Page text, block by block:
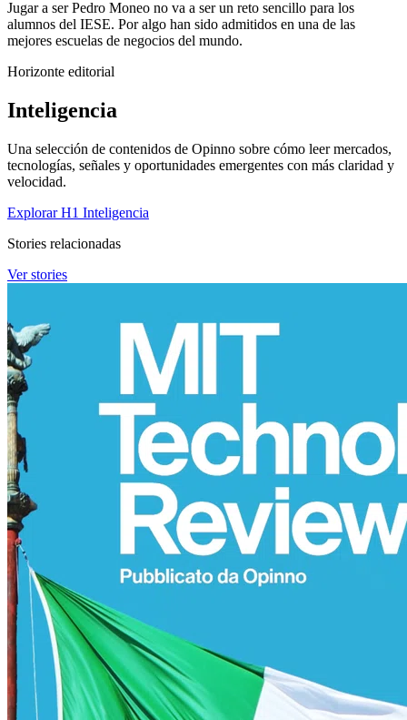
Jugar a ser Pedro Moneo no va a ser un reto sencillo para los
alumnos del IESE. Por algo han sido admitidos en una de las
mejores escuelas de negocios del mundo.
Horizonte editorial
Inteligencia
Una selección de contenidos de Opinno sobre cómo leer mercados,
tecnologías, señales y oportunidades emergentes con más claridad y
velocidad.
Explorar H1 Inteligencia
Stories relacionadas
Ver stories